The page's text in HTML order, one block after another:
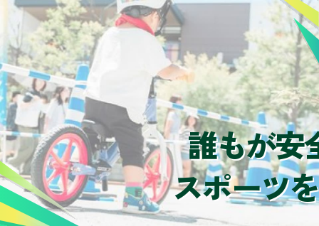
神奈川のスポーツツーリズム
神奈川のサイクルツーリズム
かながわスポーツ・プラットフォーム
部活動の地域展開
行政情報
神奈川県スポーツ推進条例
神奈川県スポーツ推進計画
神奈川県スポーツ推進審議会
写真・動画ライブラリー
誰もが安全・安心にスポーツをするために
スポーツ施設検索
誰もが安
スポーツ